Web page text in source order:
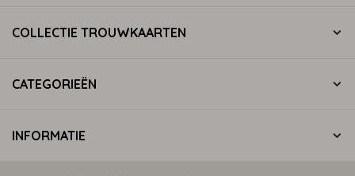
COLLECTIE TROUWKAARTEN
CATEGORIEËN
INFORMATIE